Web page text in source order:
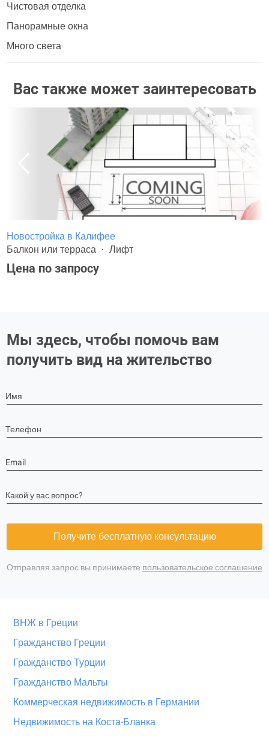
Чистовая отделка
Панорамные окна
Много света
Вас также может заинтересовать
Новостройка в Калифее
Балкон или терраса
Лифт
Цена по запросу
Мы здесь, чтобы помочь вам
получить вид на жительство
Имя
Телефон
Email
Какой у вас вопрос?
Получите бесплатную консультацию
Отправляя запрос вы принимаете пользовательское соглашение
ВНЖ в Греции
Гражданство Греции
Гражданство Турции
Гражданство Мальты
Коммерческая недвижимость в Германии
Недвижимость на Коста-Бланка